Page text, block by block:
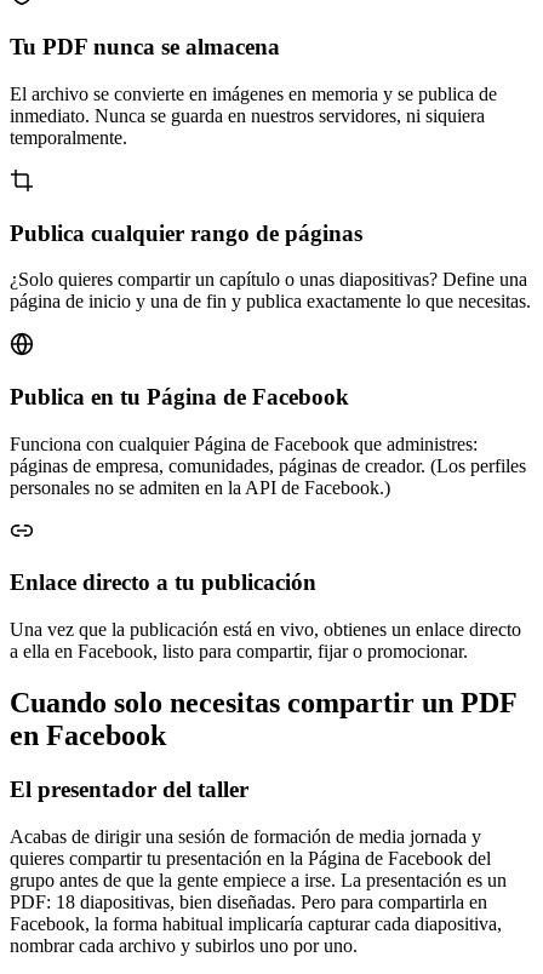
Tu PDF nunca se almacena
El archivo se convierte en imágenes en memoria y se publica de
inmediato. Nunca se guarda en nuestros servidores, ni siquiera
temporalmente.
Publica cualquier rango de páginas
¿Solo quieres compartir un capítulo o unas diapositivas? Define una
página de inicio y una de fin y publica exactamente lo que necesitas.
Publica en tu Página de Facebook
Funciona con cualquier Página de Facebook que administres:
páginas de empresa, comunidades, páginas de creador. (Los perfiles
personales no se admiten en la API de Facebook.)
Enlace directo a tu publicación
Una vez que la publicación está en vivo, obtienes un enlace directo
a ella en Facebook, listo para compartir, fijar o promocionar.
Cuando solo necesitas compartir un PDF
en Facebook
El presentador del taller
Acabas de dirigir una sesión de formación de media jornada y
quieres compartir tu presentación en la Página de Facebook del
grupo antes de que la gente empiece a irse. La presentación es un
PDF: 18 diapositivas, bien diseñadas. Pero para compartirla en
Facebook, la forma habitual implicaría capturar cada diapositiva,
nombrar cada archivo y subirlos uno por uno.